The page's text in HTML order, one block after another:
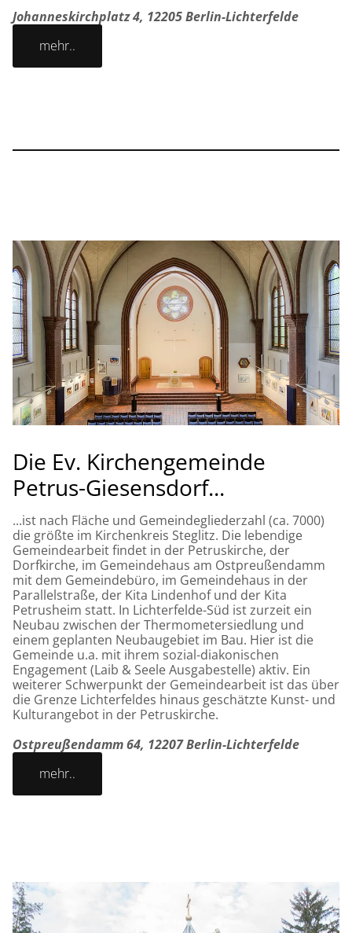
Johanneskirchplatz 4, 12205 Berlin-Lichterfelde
mehr..
Die Ev. Kirchengemeinde
Petrus-Giesensdorf...
...ist nach Fläche und Gemeindegliederzahl (ca. 7000)
die größte im Kirchenkreis Steglitz. Die lebendige
Gemeindearbeit findet in der Petruskirche, der
Dorfkirche, im Gemeindehaus am Ostpreußendamm
mit dem Gemeindebüro, im Gemeindehaus in der
Parallelstraße, der Kita Lindenhof und der Kita
Petrusheim statt. In Lichterfelde-Süd ist zurzeit ein
Neubau zwischen der Thermometersiedlung und
einem geplanten Neubaugebiet im Bau. Hier ist die
Gemeinde u.a. mit ihrem sozial-diakonischen
Engagement (Laib & Seele Ausgabestelle) aktiv. Ein
weiterer Schwerpunkt der Gemeindearbeit ist das über
die Grenze Lichterfeldes hinaus geschätzte Kunst- und
Kulturangebot in der Petruskirche.
Ostpreußendamm 64, 12207 Berlin-Lichterfelde
mehr..